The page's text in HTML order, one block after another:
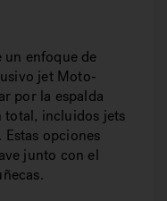
enfoque de
jet Moto-
por la espalda
total, incluidos jets
opciones
junto con el